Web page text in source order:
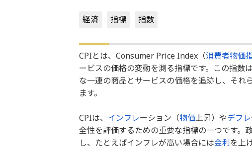
経済 指標 指数
CPIとは、Consumer Price Index（消費者物価
ービスの価格の変動を測る指標です。この指数
な一連の商品とサービスの価格を追跡し、それ
ます。
CPIは、 インフレーション（物価上昇）やデフレ
全性を評価するための重要な指標の一つです。
し、たとえばインフレが高い場合には金利を上